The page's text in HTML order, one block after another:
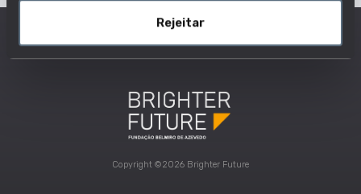
Rejeitar
Copyright ©2026 Brighter Future